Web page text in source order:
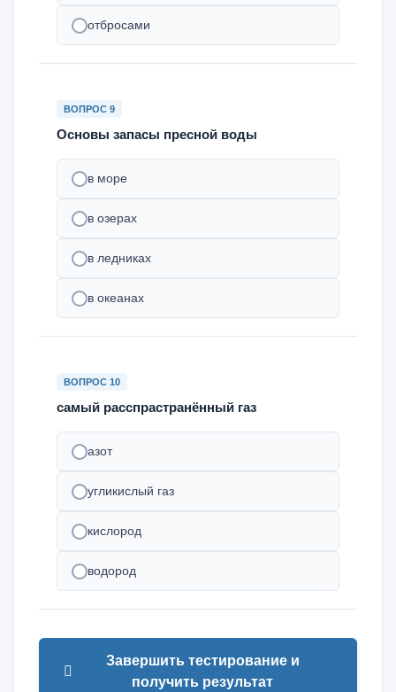
отбросами
ВОПРОС 9
Основы запасы пресной воды
в море
в озерах
в ледниках
в океанах
ВОПРОС 10
самый расспрастранённый газ
азот
угликислый газ
кислород
водород
Завершить тестирование и
получить результат